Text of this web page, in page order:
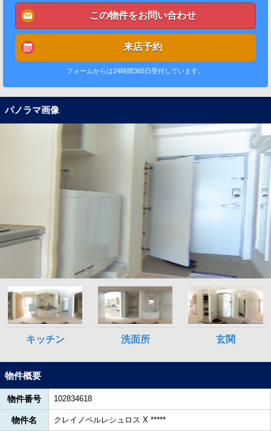
この物件をお問い合わせ
来店予約
フォームからは24時間365日受付しています。
パノラマ画像
物件概要
物件番号 102834618
物件名 クレイノペルレシュロス X *****